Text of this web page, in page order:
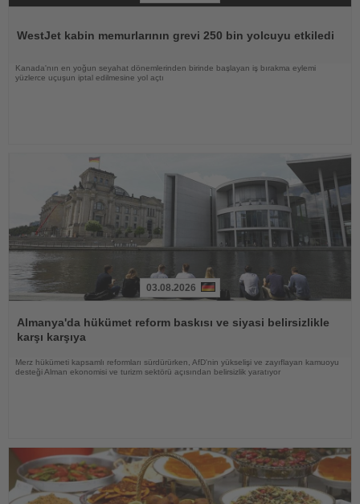
WestJet kabin memurlarının grevi 250 bin yolcuyu etkiledi
Kanada'nın en yoğun seyahat dönemlerinden birinde başlayan iş bırakma eylemi
yüzlerce uçuşun iptal edilmesine yol açtı
Oku
03.08.2026
Almanya'da hükümet reform baskısı ve siyasi belirsizlikle
karşı karşıya
Merz hükümeti kapsamlı reformları sürdürürken, AfD'nin yükselişi ve zayıflayan kamuoyu
desteği Alman ekonomisi ve turizm sektörü açısından belirsizlik yaratıyor